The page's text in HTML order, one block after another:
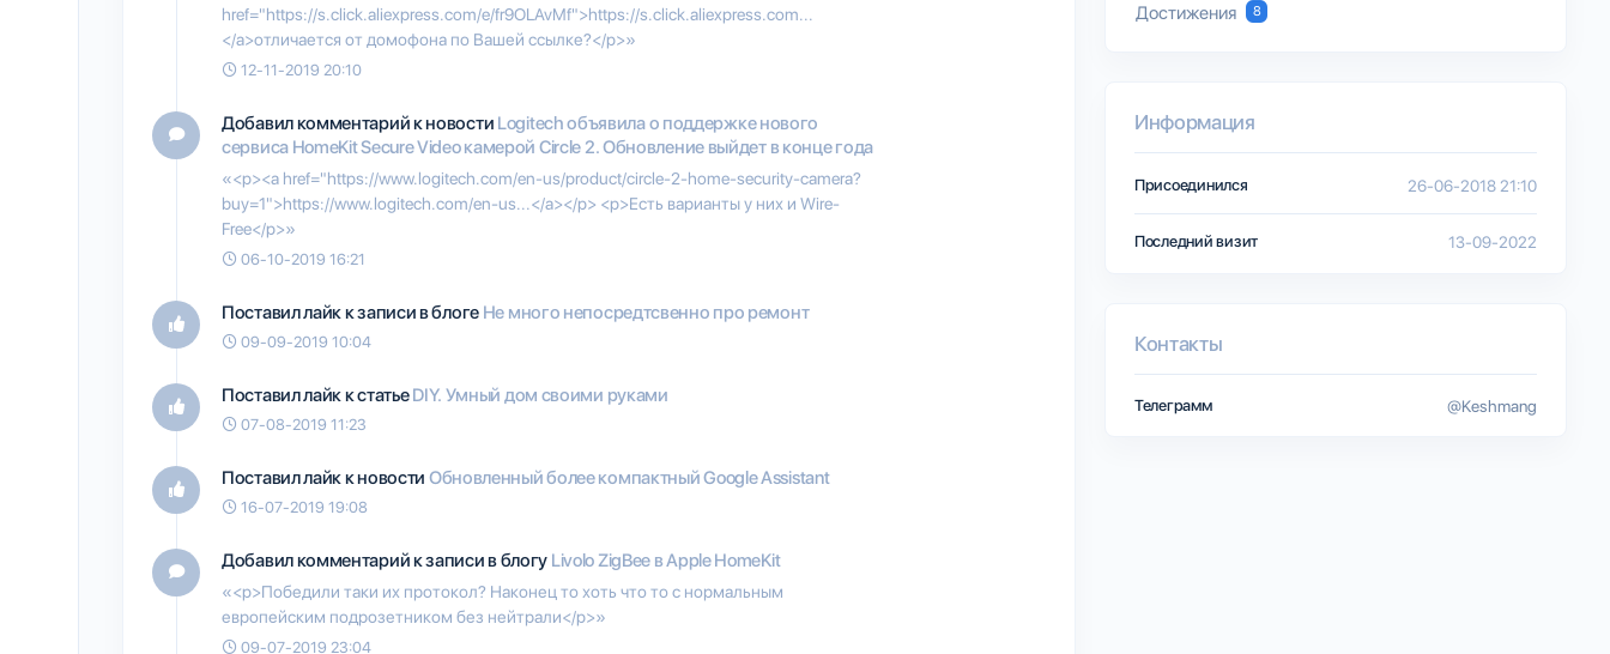
href="https://s.click.aliexpress.com/e/fr9OLAvMf">https://s.click.aliexpress.com...
</a>отличается от домофона по Вашей ссылке?</p>»
12-11-2019 20:10
Добавил комментарий к новости Logitech объявила о поддержке нового
сервиса HomeKit Secure Video камерой Circle 2. Обновление выйдет в конце года
«<p><a href="https://www.logitech.com/en-us/product/circle-2-home-security-camera?
buy=1">https://www.logitech.com/en-us...</a></p> <p>Есть варианты у них и Wire-
Free</p>»
06-10-2019 16:21
Поставил лайк к записи в блоге Не много непосредтсвенно про ремонт
09-09-2019 10:04
Поставил лайк к статьеDIY. Умный дом своими руками
07-08-2019 11:23
Поставил лайк к новости Обновленный более компактный Google Assistant
16-07-2019 19:08
Добавил комментарий к записи в блогу Livolo ZigBee в Apple HomeKit
«<p>Победили таки их протокол? Наконец то хоть что то с нормальным
европейским подрозетником без нейтрали</p>»
09-07-2019 23:04
Достижения 8
Информация
Присоединился 26-06-2018 21:10
Последний визит 13-09-2022
Контакты
Телеграмм @Keshmang